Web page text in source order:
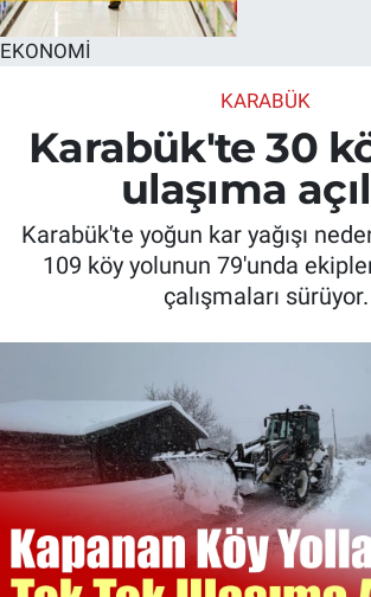
EKONOMİ
KARABÜK
Karabük'te 30
ulaşıma
Karabük'te yoğun kar yağışı
109 köy yolunun 79'unda
çalışmaları sürüyor.